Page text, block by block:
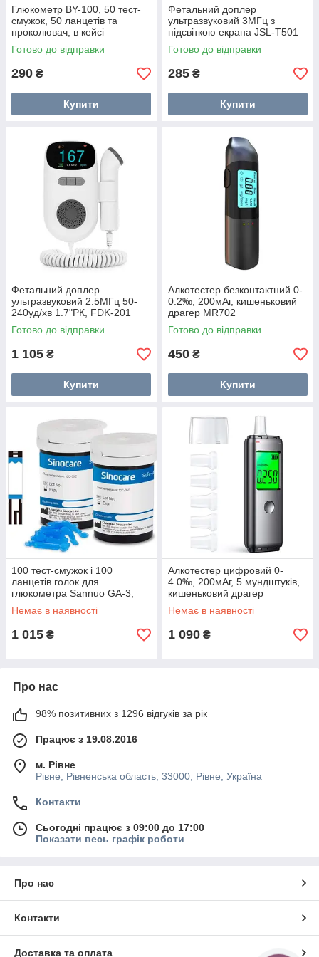
Глюкометр BY-100, 50 тест-
смужок, 50 ланцетів та
проколювач, в кейсі
Готово до відправки
290 ₴
Купити
Фетальний доплер
ультразвуковий 3МГц з
підсвіткою екрана JSL-T501
Готово до відправки
285 ₴
Купити
Фетальний доплер
ультразвуковий 2.5МГц 50-
240уд/хв 1.7"РК, FDK-201
Готово до відправки
1 105 ₴
Купити
Алкотестер безконтактний 0-
0.2‰, 200мАг, кишеньковий
драгер MR702
Готово до відправки
450 ₴
Купити
100 тест-смужок і 100
ланцетів голок для
глюкометра Sannuo GA-3,
розхідники
Немає в наявності
1 015 ₴
Алкотестер цифровий 0-
4.0‰, 200мАг, 5 мундштуків,
кишеньковий драгер
Немає в наявності
1 090 ₴
Про нас
98% позитивних з 1296 відгуків за рік
Працює з 19.08.2016
м. Рівне
Рівне, Рівненська область, 33000, Рівне, Україна
Контакти
Сьогодні працює з 09:00 до 17:00
Показати весь графік роботи
Про нас
Контакти
Доставка та оплата